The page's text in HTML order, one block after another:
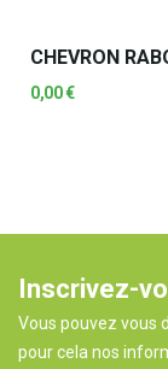
0,00 €
Inscrivez-
Vous pouvez vous
pour cela nos